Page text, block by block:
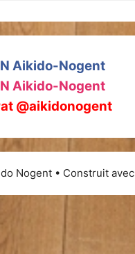
Aikido-Nogent
Aikido-Nogent
@aikidonogent
Nogent • Construit avec